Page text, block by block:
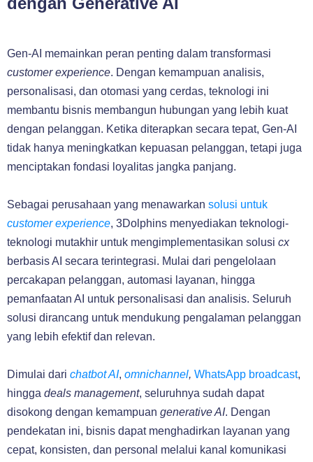
Gen-AI memainkan peran penting dalam transformasi
customer experience. Dengan kemampuan analisis,
personalisasi, dan otomasi yang cerdas, teknologi ini
membantu bisnis membangun hubungan yang lebih kuat
dengan pelanggan. Ketika diterapkan secara tepat, Gen-AI
tidak hanya meningkatkan kepuasan pelanggan, tetapi juga
menciptakan fondasi loyalitas jangka panjang.
Sebagai perusahaan yang menawarkan solusi untuk
customer experience, 3Dolphins menyediakan teknologi-
teknologi mutakhir untuk mengimplementasikan solusi cx
berbasis AI secara terintegrasi. Mulai dari pengelolaan
percakapan pelanggan, automasi layanan, hingga
pemanfaatan AI untuk personalisasi dan analisis. Seluruh
solusi dirancang untuk mendukung pengalaman pelanggan
yang lebih efektif dan relevan.
Dimulai dari chatbot AI, omnichannel, WhatsApp broadcast,
hingga deals management, seluruhnya sudah dapat
disokong dengan kemampuan generative AI. Dengan
pendekatan ini, bisnis dapat menghadirkan layanan yang
cepat, konsisten, dan personal melalui kanal komunikasi